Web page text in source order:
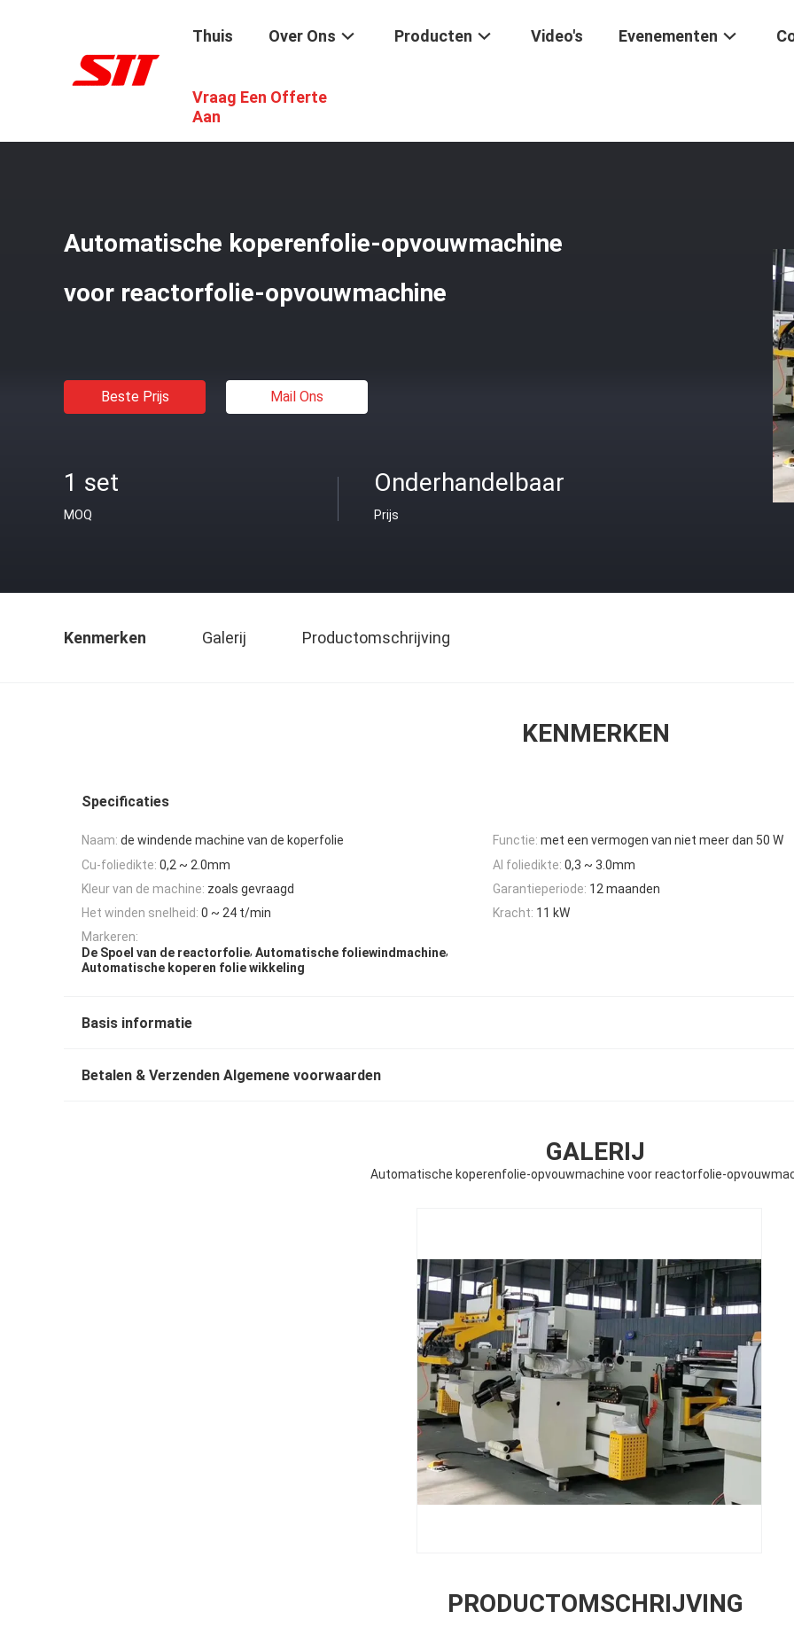
Thuis Over Ons Producten Video's Evenementen
Vraag Een Offerte
Aan
De Windende Machine Van De Koperfolie
Automatische koperenfolie-opvouwmachine
voor reactorfolie-opvouwmachine
Beste Prijs Mail Ons
1 set
MOQ
Onderhandelbaar
Prijs
Kenmerken Galerij Productomschrijving
KENMERKEN
Specificaties
Naam: de windende machine van de koperfolie Functie: met een vermogen van niet meer dan 50 W
Cu-foliedikte: 0,2 ~ 2.0mm Al foliedikte: 0,3 ~ 3.0mm
Kleur van de machine: zoals gevraagd Garantieperiode: 12 maanden
Het winden snelheid: 0 ~ 24 t/min Kracht: 11 kW
Markeren:
De Spoel van de reactorfolie, Automatische foliewindmachine,
Automatische koperen folie wikkeling
Basis informatie
Betalen & Verzenden Algemene voorwaarden
GALERIJ
Automatische koperenfolie-opvouwmachine voor reactorfolie-
PRODUCTOMSCHRIJVING